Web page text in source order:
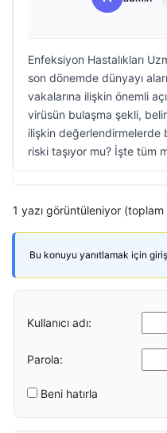
Enfeksiyon Hastalıkları
son dönemde dünyayı
vakalarına ilişkin önemli
virüsün bulaşma şekli,
ilişkin değerlendirmelerde
riski taşıyor mu? İşte tüm
1 yazı görüntüleniyor (toplam
Bu konuyu yanıtlamak için giriş
Kullanıcı adı:
Parola:
Beni hatırla